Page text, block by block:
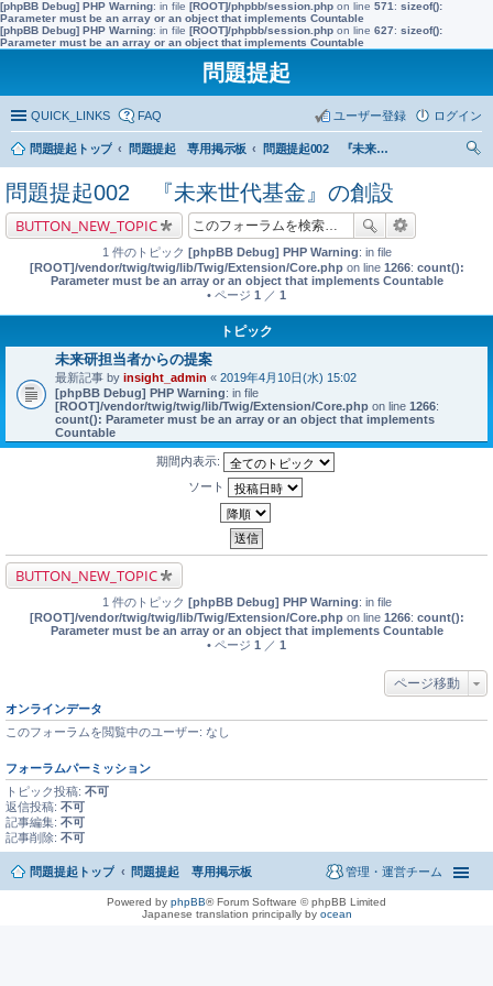
[phpBB Debug] PHP Warning: in file [ROOT]/phpbb/session.php on line 571 : sizeof():
Parameter must be an array or an object that implements Countable
[phpBB Debug] PHP Warning: in file [ROOT]/phpbb/session.php on line 627: sizeof():
Parameter must be an array or an object that implements Countable
問題提起
QUICK_LINKS FAQ ログイン
ユーザー登録
問題提起トップ 問題提起 専用掲示板
問題提起002 『未来世代基金』の創設
問題提起002 『未来世代基金』の創設
BUTTON_NEW_TOPIC
1 件のトピック [phpBB Debug] PHP Warning: in file
[ROOT]/vendor/twig/twig/lib/Twig/Extension/Core.phpon line 1266: count():
Parameter must be an array or an object that implements Countable
• ページ 1 ／ 1
トピック
未来研担当者からの提案
最新記事 by insight_admin « 2019年4月10日(水) 15:02
[phpBB Debug] PHP Warning: in file
[ROOT]/vendor/twig/twig/lib/Twig/Extension/Core.php on line 1266:
count(): Parameter must be an array or an object that implements
Countable
期間内表示:
ソート
BUTTON_NEW_TOPIC
1 件のトピック [phpBB Debug] PHP Warning: in file
[ROOT]/vendor/twig/twig/lib/Twig/Extension/Core.phpon line 1266: count():
Parameter must be an array or an object that implements Countable
• ページ 1 ／ 1
ページ移動
オンラインデータ
このフォーラムを閲覧中のユーザー: なし
フォーラムパーミッション
トピック投稿: 不可
返信投稿: 不可
記事編集: 不可
記事削除: 不可
問題提起トップ 問題提起 専用掲示板 管理・運営チーム
Powered by phpBB® Forum Software © phpBB Limited
Japanese translation principally by ocean